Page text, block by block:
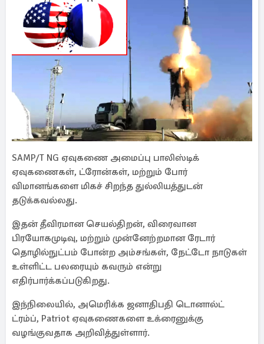
SAMP/T NG ஏவுகணை அமைப்பு பாலிஸ்டிக்
ஏவுகணைகள், ட்ரோன்கள், மற்றும் போர்
விமானங்களை மிகச் சிறந்த துல்லியத்துடன்
தடுக்கவல்லது.
இதன் தீவிரமான செயல்திறன், விரைவான
பிரயோகமுடிவு, மற்றும் முன்னேற்றமான ரேடார்
தொழில்நுட்பம் போன்ற அம்சங்கள், நேட்டோ நாடுகள்
உள்ளிட்ட பலரையும் கவரும் என்று
எதிர்பார்க்கப்படுகிறது.
இந்நிலையில், அமெரிக்க ஜனாதிபதி டொனால்ட்
ட்ரம்ப், Patriot ஏவுகணைகளை உக்ரைனுக்கு
வழங்குவதாக அறிவித்துள்ளார்.